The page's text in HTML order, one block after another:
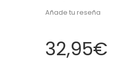
Añade tu reseña
32,95€